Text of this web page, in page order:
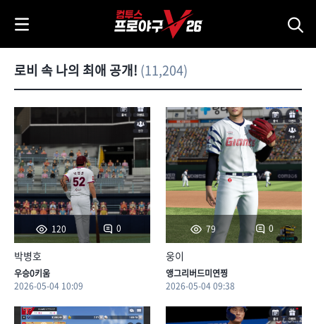
로비 속 나의 최애 공개! (11,204)
120 0
박병호
우승0키움
2026-05-04 10:09
79 0
웅이
앵그리버드미연찡
2026-05-04 09:38